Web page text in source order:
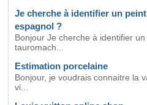
Je cherche à identifier un
espagnol ?
Bonjour Je cherche à identifier
tauromach...
Estimation porcelaine
Bonjour, je voudrais connaitre la
vi...